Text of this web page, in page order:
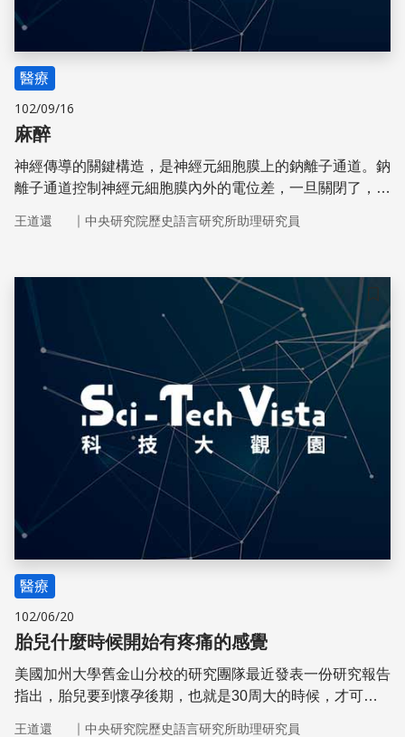
醫療
102/09/16
麻醉
神經傳導的關鍵構造，是神經元細胞膜上的鈉離子通道。鈉
離子通道控制神經元細胞膜內外的電位差，一旦關閉了，神
王道還 ｜ 中央研究院歷史語言研究所助理研究員
儲存
醫療
102/06/20
胎兒什麼時候開始有疼痛的感覺
美國加州大學舊金山分校的研究團隊最近發表一份研究報告
指出，胎兒要到懷孕後期，也就是30周大的時候，才可能
王道還 ｜ 中央研究院歷史語言研究所助理研究員